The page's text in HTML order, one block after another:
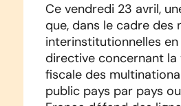
Ce vendredi 23 avril,
que, dans le cadre des
interinstitutionnelles
directive concernant la
fiscale des
public pays par pays ou